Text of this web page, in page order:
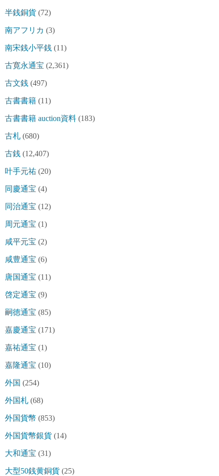
半銭銅貨 (72)
南アフリカ (3)
南宋銭小平銭 (11)
古寛永通宝 (2,361)
古文銭 (497)
古書書籍 (11)
古書書籍 auction資料 (183)
古札 (680)
古銭 (12,407)
叶手元祐 (20)
同慶通宝 (4)
同治通宝 (12)
周元通宝 (1)
咸平元宝 (2)
咸豊通宝 (6)
唐国通宝 (11)
啓定通宝 (9)
嗣徳通宝 (85)
嘉慶通宝 (171)
嘉祐通宝 (1)
嘉隆通宝 (10)
外国 (254)
外国札 (68)
外国貨幣 (853)
外国貨幣銀貨 (14)
大和通宝 (31)
大型50銭黄銅貨 (25)